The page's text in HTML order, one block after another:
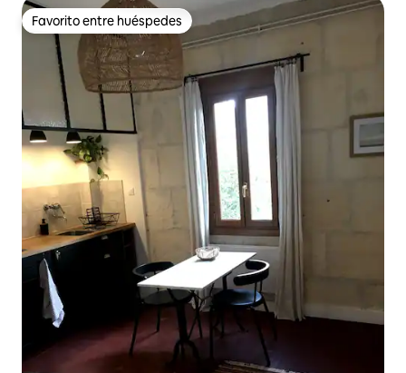
Favorito entre huéspedes
Favorito entre huéspedes